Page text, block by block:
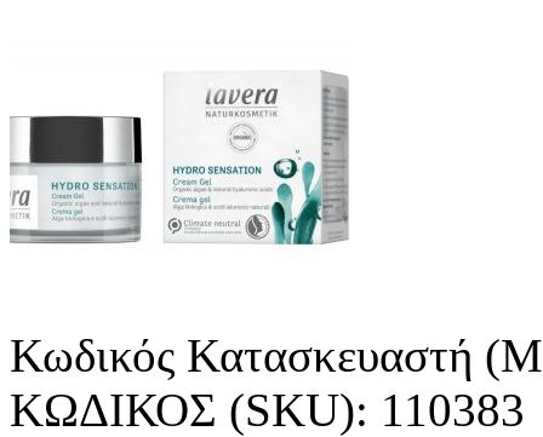
Κωδικός Κατασκευαστή
ΚΩΔΙΚΟΣ (SKU): 110383